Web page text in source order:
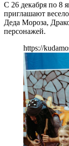
С 26 декабря по 8
приглашают
Деда Мороза,
персонажей.
https://